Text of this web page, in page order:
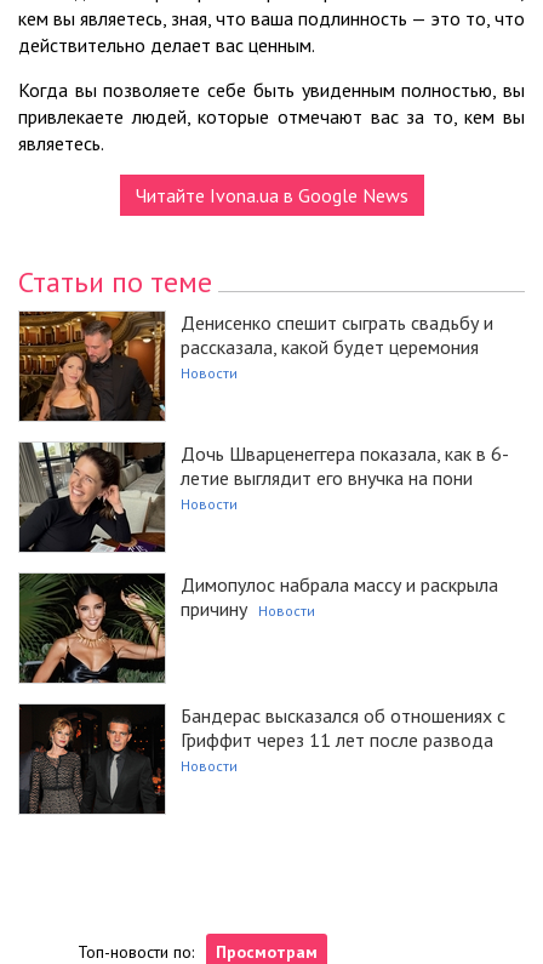
кем вы являетесь, зная, что ваша подлинность — это то, что
действительно делает вас ценным.
Когда вы позволяете себе быть увиденным полностью, вы
привлекаете людей, которые отмечают вас за то, кем вы
являетесь.
Читайте Ivona.ua в Google News
Статьи по теме
Денисенко спешит сыграть свадьбу и
рассказала, какой будет церемония
Новости
Дочь Шварценеггера показала, как в 6-
летие выглядит его внучка на пони
Новости
Димопулос набрала массу и раскрыла
причину
Новости
Бандерас высказался об отношениях с
Гриффит через 11 лет после развода
Новости
Топ-новости по: Просмотрам